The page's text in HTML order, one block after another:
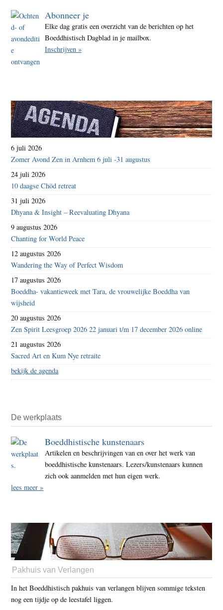
Abonneer je
Elke dag gratis een overzicht van de berichten op het
Boeddhistisch Dagblad in je mailbox.
Inschrijven »
6 juli 2026
Zomer Avond Zen in Arnhem 6 juli -31 augustus
24 juli 2026
10 daagse Chöd retreat
31 juli 2026
Dhyana & Insight – Reevaluating Dhyana
9 augustus 2026
Chanting for World Peace
12 augustus 2026
Wandering the Way of Perfect Wisdom
17 augustus 2026
Boeddha- vakantieweek met Tara, de vrouwelijke Boeddha van
wijsheid
20 augustus 2026
Zen Spirit Leesgroep 2026 22 januari t/m 17 december 2026 online
21 augustus 2026
Sacred Art en Kum Nye retraite
bekijk de agenda
De werkplaats
Boeddhistische kunstenaars
Artikelen en beschrijvingen van en over het werk van
boeddhistische kunstenaars. Lezers/kunstenaars kunnen
zich ook aanmelden met hun eigen werk.
lees meer »
Pakhuis van Verlangen
In het Boeddhistisch pakhuis van verlangen blijven sommige teksten
nog een tijdje op de leestafel liggen.